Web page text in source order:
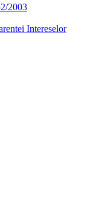
2003
Intereselor